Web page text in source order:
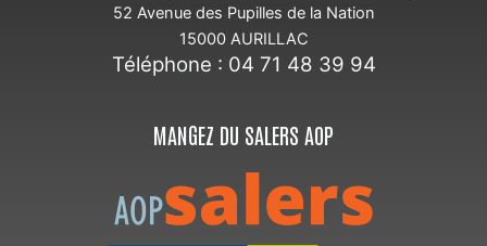
52 Avenue des Pupilles de la Nation
15000 AURILLAC
Téléphone : 04 71 48 39 94
MANGEZ DU SALERS AOP